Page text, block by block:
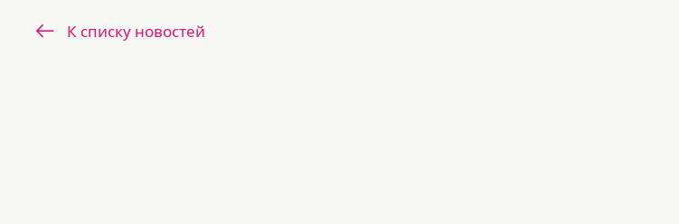
К списку новостей